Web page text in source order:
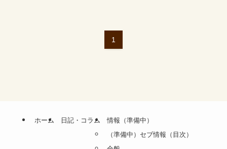
1
ホーム 日記・コラム
情報（準備中）
（準備中）セブ情報（目次）